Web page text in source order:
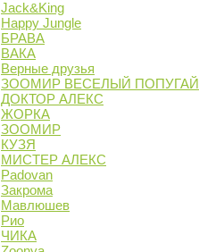
Jack&King
Happy Jungle
БРАВА
ВАКА
Верные друзья
ЗООМИР ВЕСЕЛЫЙ ПОПУГАЙ
ДОКТОР АЛЕКС
ЖОРКА
ЗООМИР
КУЗЯ
МИСТЕР АЛЕКС
Padovan
Закрома
Мавлюшев
Рио
ЧИКА